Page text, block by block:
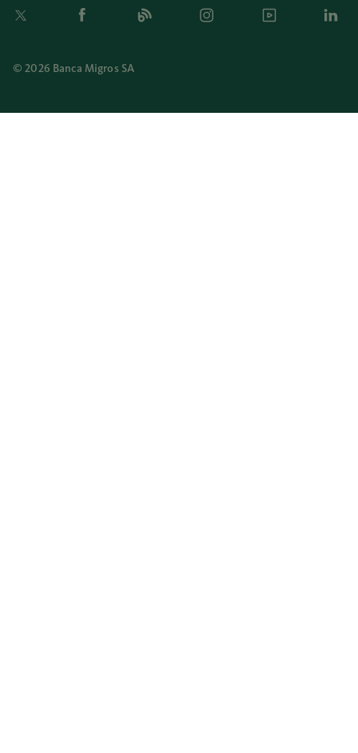
Twitter Facebook Blog Instagram Youtube
© 2026 Banca Migros SA